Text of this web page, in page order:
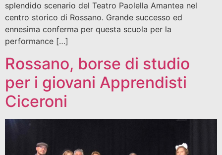
splendido scenario del Teatro Paolella Amantea nel
centro storico di Rossano. Grande successo ed
ennesima conferma per questa scuola per la
performance […]
Rossano, borse di studio
per i giovani Apprendisti
Ciceroni